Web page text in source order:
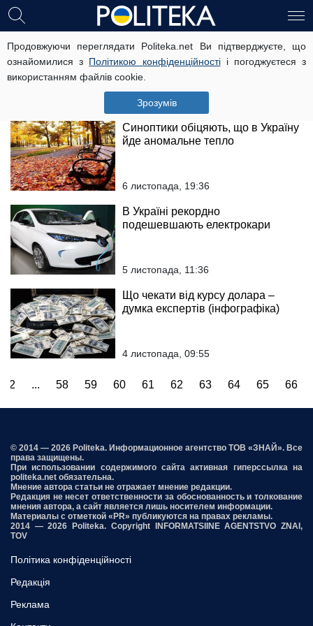
Продовжуючи переглядати Politeka.net Ви підтверджуєте, що
ознайомилися з Політикою конфіденційностіі погоджуєтеся з
використанням файлів cookie.
Зрозумів
Піонтковський зробив ризиковий
прогноз щодо виборів у США
8 листопада, 16:09
Синоптики обіцяють, що в Україну
йде аномальне тепло
6 листопада, 19:36
В Україні рекордно
подешевшають електрокари
5 листопада, 11:36
Що чекати від курсу долара –
думка експертів (інфографіка)
4 листопада, 09:55
2 ... 58 59 60 61 62 63 64 65 66
© 2014 — 2026 Politeka. Информационное агентство ТОВ «ЗНАЙ». Все
права защищены.
При использовании содержимого сайта активная гиперссылка на
politeka.net обязательна.
Мнение автора статьи не отражает мнение редакции.
Редакция не несет ответственности за обоснованность и толкование
мнения автора, а сайт является лишь носителем информации.
Материалы с отметкой «PR» публикуются на правах рекламы.
2014 — 2026 Politeka. Copyright INFORMATSIINE AGENTSTVO ZNAI,
TOV
Політика конфіденційності
Редакція
Реклама